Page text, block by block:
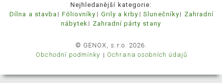
Nejhledanější kategorie:
Dílna a stavba
Fóliovníky Grily a krby Slunečníky
Zahradní
nábytek
Zahradní párty stany
© GENOX, s.r.o. 2026.
Obchodní podmínky
Ochrana osobních údajů